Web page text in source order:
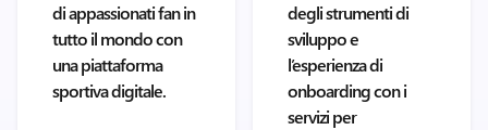
di appassionati fan in
tutto il mondo con
una piattaforma
sportiva digitale.
degli strumenti di
sviluppo e
l’esperienza di
onboarding con i
servizi per